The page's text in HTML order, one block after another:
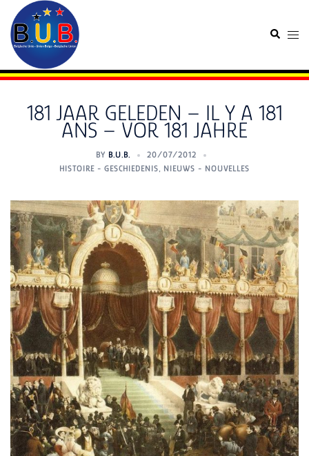
content
Search
181 JAAR GELEDEN – IL Y A 181
ANS – VOR 181 JAHRE
BY B.U.B.
20/07/2012
HISTOIRE - GESCHIEDENIS, NIEUWS - NOUVELLES